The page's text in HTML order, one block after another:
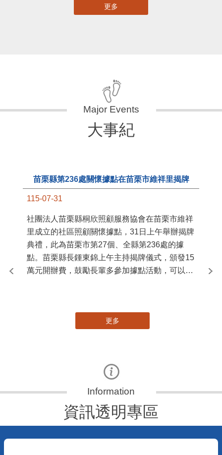
更多
大事紀
苗栗縣第236處關懷據點在苗栗市維祥里揭牌
115-07-31
社團法人苗栗縣桐欣照顧服務協會在苗栗市維祥
里成立的社區照顧關懷據點，31日上午舉辦揭牌
典禮，此為苗栗市第27個、全縣第236處的據
點。苗栗縣長鍾東錦上午主持揭牌儀式，頒發15
萬元開辦費，鼓勵長輩多參加據點活動，可以更
縣
更多
資訊透明專區